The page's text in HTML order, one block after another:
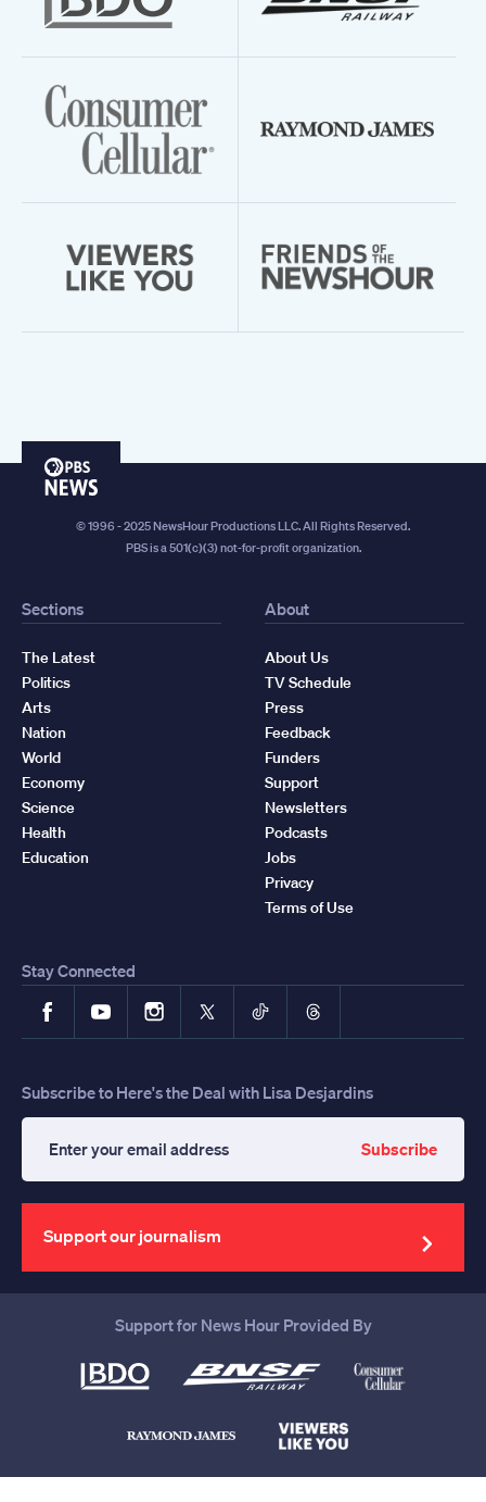
PBS
© 1996 - 2025 NewsHour Productions LLC. All Rights Reserved.
PBS is a 501(c)(3) not-for-profit organization.
Sections
The Latest
Politics
Arts
Nation
World
Economy
Science
Health
Education
About
About Us
TV Schedule
Press
Feedback
Funders
Support
Newsletters
Podcasts
Jobs
Privacy
Terms of Use
Stay Connected
FacebookYouTubeInstagram
X TikTokThreads
Subscribe to Here's the Deal with Lisa Desjardins
your
email
address
Subscribe
Support our journalism
Support for News Hour Provided By